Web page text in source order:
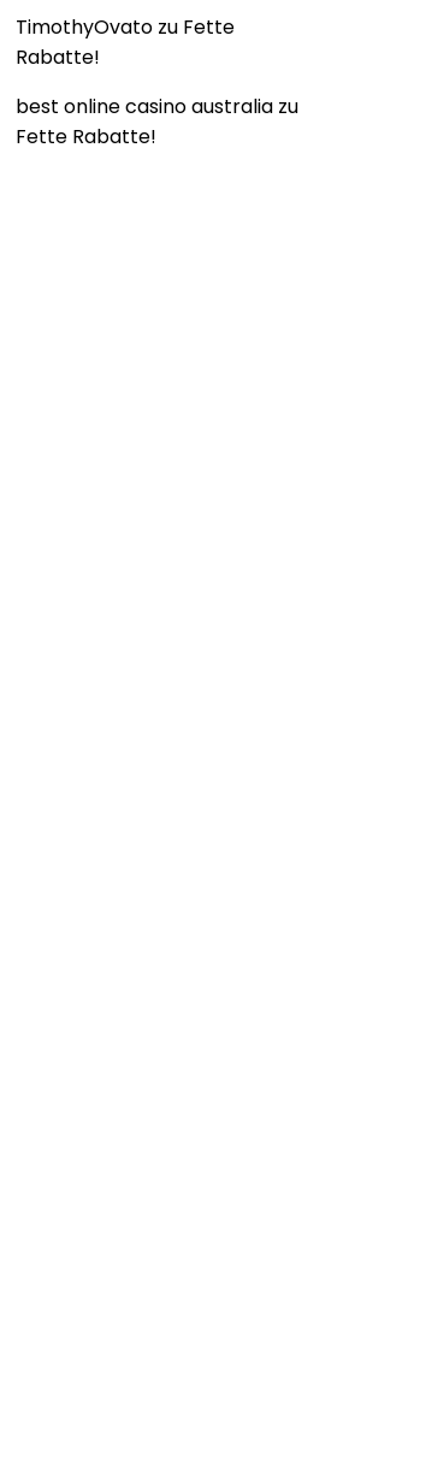
TimothyOvato zu Fette
Rabatte!
best online casino australia zu
Fette Rabatte!